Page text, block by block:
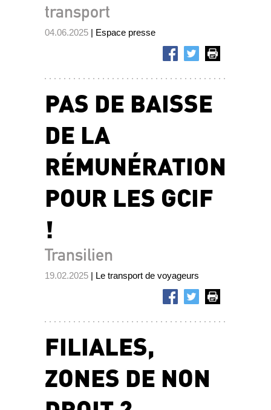
transport
04.06.2025 | Espace presse
PAS DE BAISSE
DE LA
RÉMUNÉRATION
POUR LES GCIF
!
Transilien
19.02.2025 | Le transport de voyageurs
FILIALES,
ZONES DE NON